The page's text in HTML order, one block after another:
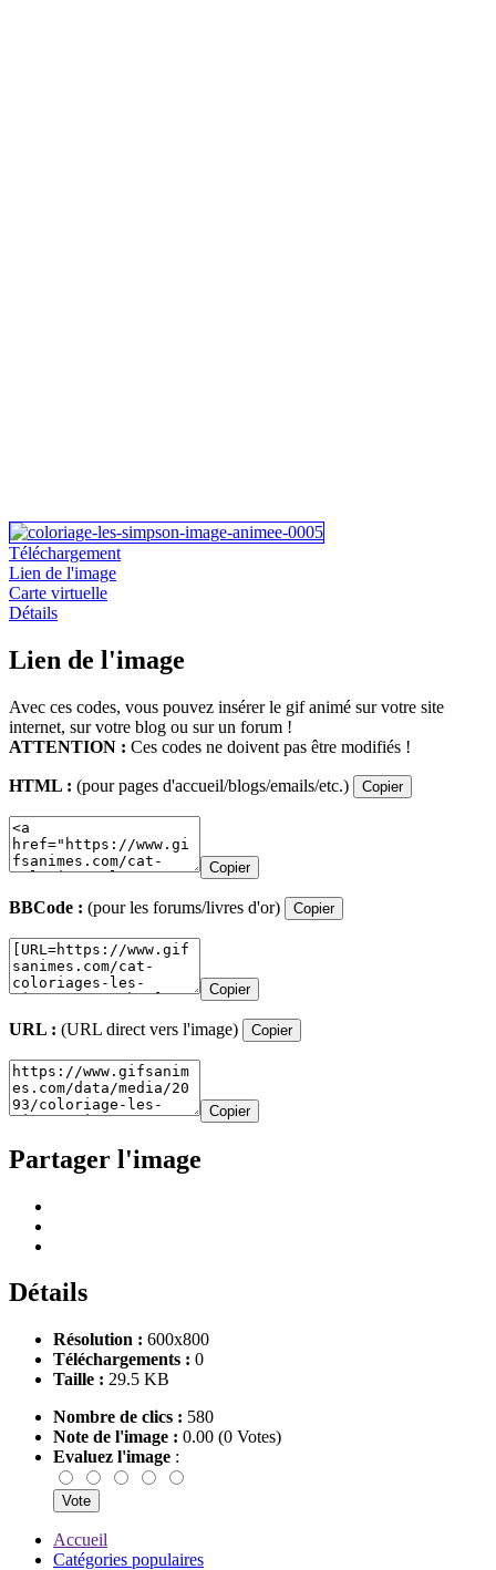
Téléchargement
Lien de l'image
Carte virtuelle
Détails
Lien de l'image
Avec ces codes, vous pouvez insérer le gif animé sur votre site
internet, sur votre blog ou sur un forum !
ATTENTION : Ces codes ne doivent pas être modifiés !
HTML : (pour pages d'accueil/blogs/emails/etc.) Copier
Copier
BBCode : (pour les forums/livres d'or) Copier
Copier
URL : (URL direct vers l'image) Copier
Copier
Partager l'image
Détails
Résolution : 600x800
Téléchargements : 0
Taille : 29.5 KB
Nombre de clics : 580
Note de l'image : 0.00 (0 Votes)
Evaluez l'image :
Accueil
Catégories populaires